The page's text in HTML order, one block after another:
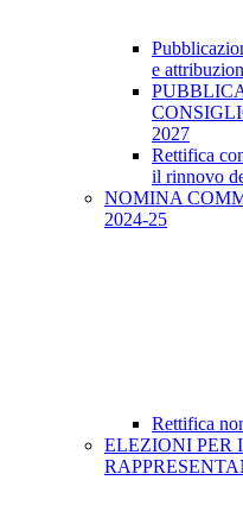
e
2027
Rettifica
il rinnovo
NOMINA
2024-25
Rettifica
ELEZIONI PER